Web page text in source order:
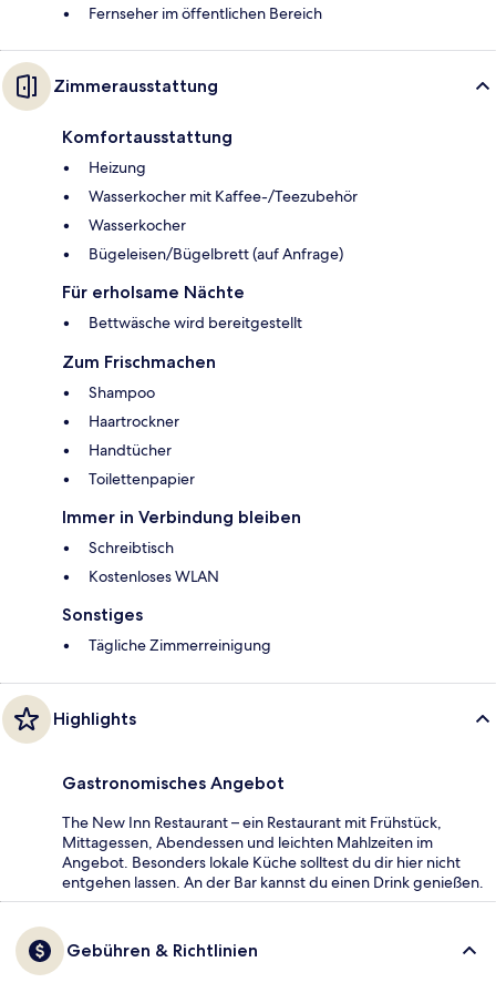
Fernseher im öffentlichen Bereich
Zimmerausstattung
Komfortausstattung
Heizung
Wasserkocher mit Kaffee-/Teezubehör
Wasserkocher
Bügeleisen/Bügelbrett (auf Anfrage)
Für erholsame Nächte
Bettwäsche wird bereitgestellt
Zum Frischmachen
Shampoo
Haartrockner
Handtücher
Toilettenpapier
Immer in Verbindung bleiben
Schreibtisch
Kostenloses WLAN
Sonstiges
Tägliche Zimmerreinigung
Highlights
Gastronomisches Angebot
The New Inn Restaurant – ein Restaurant mit Frühstück,
Mittagessen, Abendessen und leichten Mahlzeiten im
Angebot. Besonders lokale Küche solltest du dir hier nicht
entgehen lassen. An der Bar kannst du einen Drink genießen.
Gebühren & Richtlinien